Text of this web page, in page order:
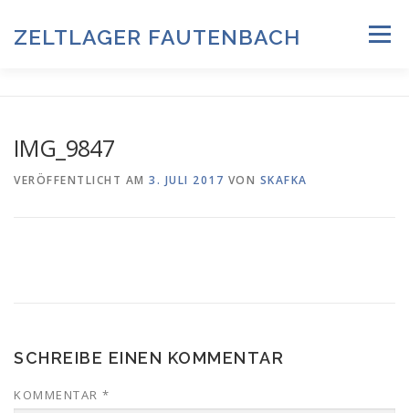
springen
ZELTLAGER FAUTENBACH Menü
HISTORIE & FOTOARCHIV
IMG_9847
VERÖFFENTLICHT AM 3. JULI 2017 VON SKAFKA
SCHREIBE EINEN KOMMENTAR
KOMMENTAR *